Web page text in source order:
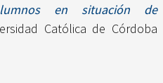
en situación de
Católica de Córdoba